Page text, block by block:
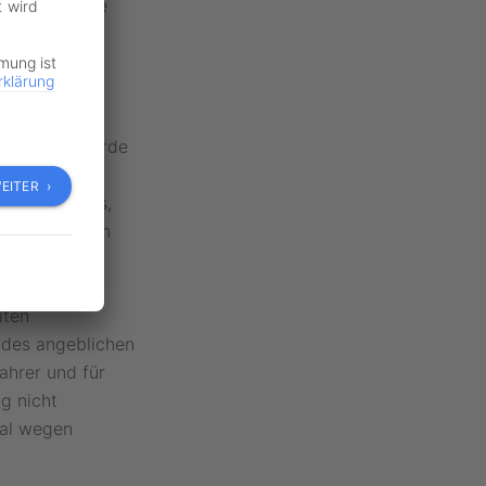
so die
war, wurde
davon aus,
angeblichen
und für
nicht
wegen
wird
ist
›